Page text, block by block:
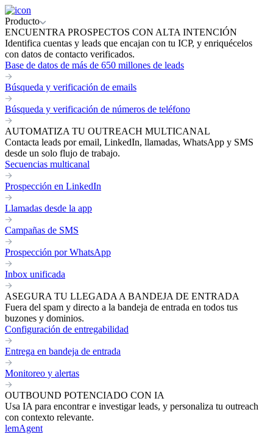
Producto
ENCUENTRA PROSPECTOS CON ALTA INTENCIÓN
Identifica cuentas y leads que encajan con tu ICP, y enriquécelos
con datos de contacto verificados.
Base de datos de más de 650 millones de leads
Búsqueda y verificación de emails
Búsqueda y verificación de números de teléfono
AUTOMATIZA TU OUTREACH MULTICANAL
Contacta leads por email, LinkedIn, llamadas, WhatsApp y SMS
desde un solo flujo de trabajo.
Secuencias multicanal
Prospección en LinkedIn
Llamadas desde la app
Campañas de SMS
Prospección por WhatsApp
Inbox unificada
ASEGURA TU LLEGADA A BANDEJA DE ENTRADA
Fuera del spam y directo a la bandeja de entrada en todos tus
buzones y dominios.
Configuración de entregabilidad
Entrega en bandeja de entrada
Monitoreo y alertas
OUTBOUND POTENCIADO CON IA
Usa IA para encontrar e investigar leads, y personaliza tu outreach
con contexto relevante.
lemAgent